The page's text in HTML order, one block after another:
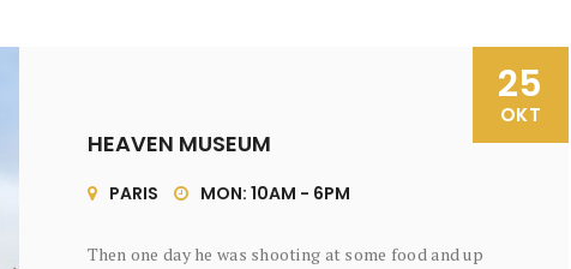
25
OKT
HEAVEN MUSEUM
PARIS MON: 10AM - 6PM
Then one day he was shooting at some food and up